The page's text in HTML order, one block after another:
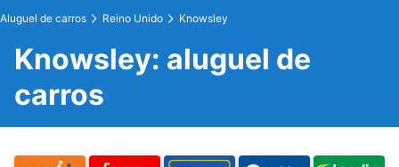
Aluguel de carros Reino Unido Knowsley
Knowsley: aluguel de
carros